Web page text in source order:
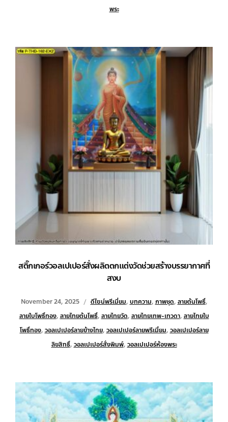
พระ
สติ๊กเกอร์วอลเปเปอร์สั่งผลิตตกแต่งวัดช่วยสร้างบรรยากาศที่
สงบ
November 24, 2025 ดีไซน์พรีเมี่ยม, บทความ, ภาพชุด, ลายต้นโพธิ์,
ลายใบโพธิ์ทอง, ลายไทยต้นโพธิ์, ลายไทยวัด, ลายไทยเทพ-เทวดา, ลายไทยใบ
โพธิ์ทอง, วอลเปเปอร์ลายข้างไทย, วอลเปเปอร์ลายพรีเมี่ยม, วอลเปเปอร์ลาย
ลิขสิทธิ์, วอลเปเปอร์สั่งพิมพ์, วอลเปเปอร์ห้องพระ